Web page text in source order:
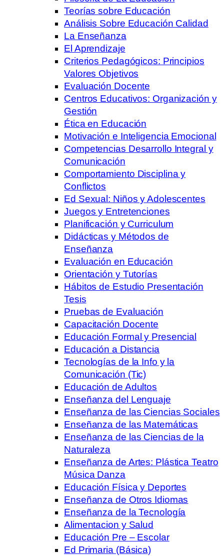
Teorías sobre Educación
Análisis Sobre Educación Calidad
La Enseñanza
El Aprendizaje
Criterios Pedagógicos: Principios
Valores Objetivos
Evaluación Docente
Centros Educativos: Organización y
Gestión
Ética en Educación
Motivación e Inteligencia Emocional
Competencias Desarrollo Integral y
Comunicación
Comportamiento Disciplina y
Conflictos
Ed Sexual: Niños y Adolescentes
Juegos y Entretenciones
Planificación y Curriculum
Didácticas y Métodos de
Enseñanza
Evaluación en Educación
Orientación y Tutorías
Hábitos de Estudio Presentación
Tesis
Pruebas de Evaluación
Capacitación Docente
Educación Formal y Presencial
Educación a Distancia
Tecnologías de la Info y la
Comunicación (Tic)
Educación de Adultos
Enseñanza del Lenguaje
Enseñanza de las Ciencias Sociales
Enseñanza de las Matemáticas
Enseñanza de las Ciencias de la
Naturaleza
Enseñanza de Artes: Plástica Teatro
Música Danza
Educación Física y Deportes
Enseñanza de Otros Idiomas
Enseñanza de la Tecnología
Alimentacion y Salud
Educación Pre – Escolar
Ed Primaria (Básica)